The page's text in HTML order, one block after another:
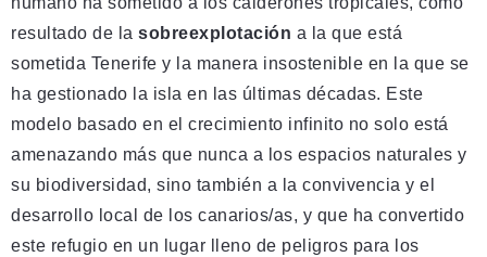
resultado de la sobreexplotación a la que está
sometida Tenerife y la manera insostenible en la que se
ha gestionado la isla en las últimas décadas. Este
modelo basado en el crecimiento infinito no solo está
amenazando más que nunca a los espacios naturales y
su biodiversidad, sino también a la convivencia y el
desarrollo local de los canarios/as, y que ha convertido
este refugio en un lugar lleno de peligros para los